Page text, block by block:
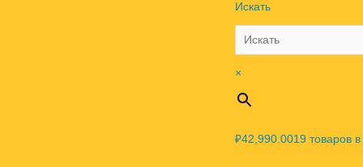
Искать
×
₽42,990.0019товаров в